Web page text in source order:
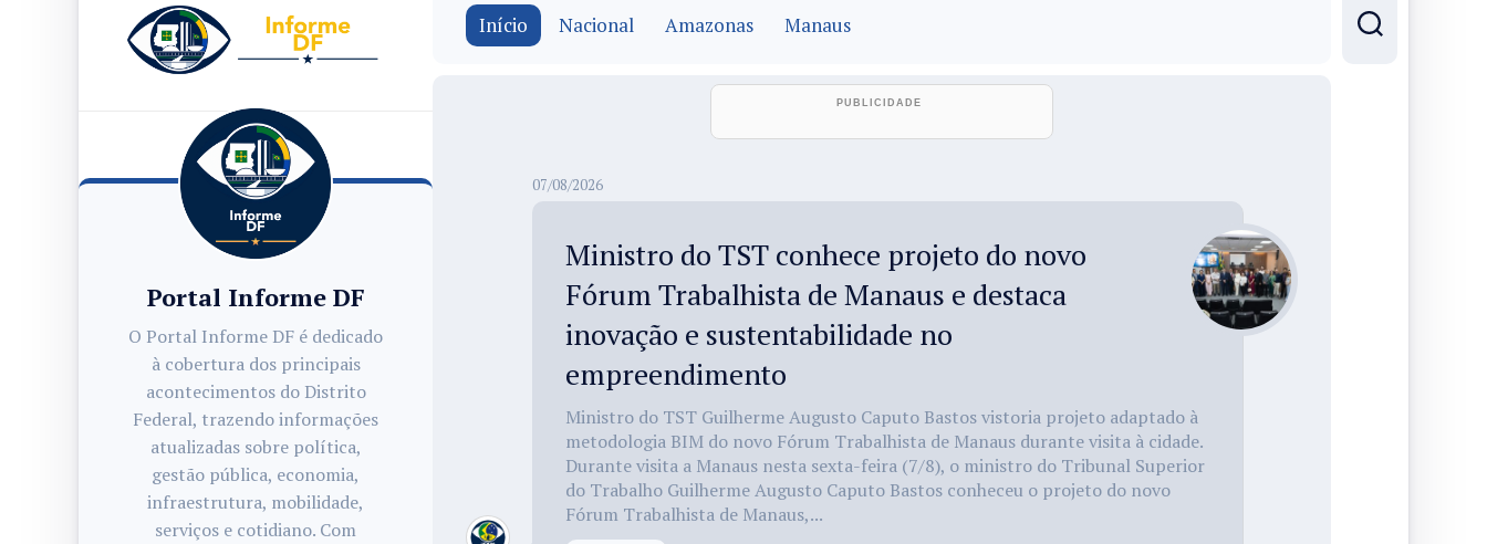
Portal Informe DF
O Portal Informe DF é dedicado
à cobertura dos principais
acontecimentos do Distrito
Federal, trazendo informações
atualizadas sobre política,
gestão pública, economia,
infraestrutura, mobilidade,
serviços e cotidiano. Com
Início Nacional Amazonas Manaus
07/08/2026
Ministro do TST conhece projeto do novo
Fórum Trabalhista de Manaus e destaca
inovação e sustentabilidade no
empreendimento
Ministro do TST Guilherme Augusto Caputo Bastos vistoria projeto adaptado à
metodologia BIM do novo Fórum Trabalhista de Manaus durante visita à cidade.
Durante visita a Manaus nesta sexta-feira (7/8), o ministro do Tribunal Superior
do Trabalho Guilherme Augusto Caputo Bastos conheceu o projeto do novo
Fórum Trabalhista de Manaus,...